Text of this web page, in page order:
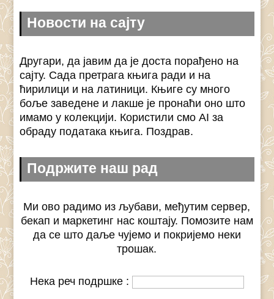
Новости на сајту
Другари, да јавим да је доста порађено на
сајту. Сада претрага књига ради и на
ћирилици и на латиници. Књиге су много
боље заведене и лакше је пронаћи оно што
имамо у колекцији. Користили смо AI за
обраду података књига. Поздрав.
Подржите наш рад
Ми ово радимо из љубави, међутим сервер,
бекап и маркетинг нас коштају. Помозите нам
да се што даље чујемо и покријемо неки
трошак.
Нека реч подршке :